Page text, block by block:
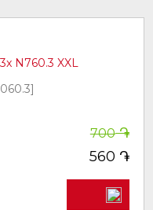
N760.3 XXL
700֏
560 ֏